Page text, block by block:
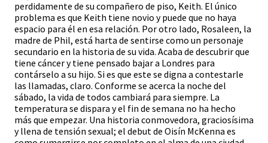
perdidamente de su compañero de piso, Keith. El único
problema es que Keith tiene novio y puede que no haya
espacio para él en esa relación. Por otro lado, Rosaleen, la
madre de Phil, está harta de sentirse como un personaje
secundario en la historia de su vida. Acaba de descubrir que
tiene cáncer y tiene pensado bajar a Londres para
contárselo a su hijo. Si es que este se digna a contestarle
las llamadas, claro. Conforme se acerca la noche del
sábado, la vida de todos cambiará para siempre. La
temperatura se dispara y el fin de semana no ha hecho
más que empezar. Una historia conmovedora, graciosísima
y llena de tensión sexual; el debut de Oisín McKenna es